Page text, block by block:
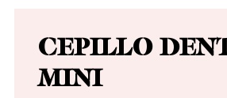
CEPILLO
MINI